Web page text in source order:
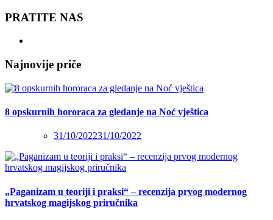
PRATITE NAS
Najnovije priče
8 opskurnih hororaca za gledanje na Noć vještica
31/10/202231/10/2022
„Paganizam u teoriji i praksi“ – recenzija prvog modernog
hrvatskog magijskog priručnika